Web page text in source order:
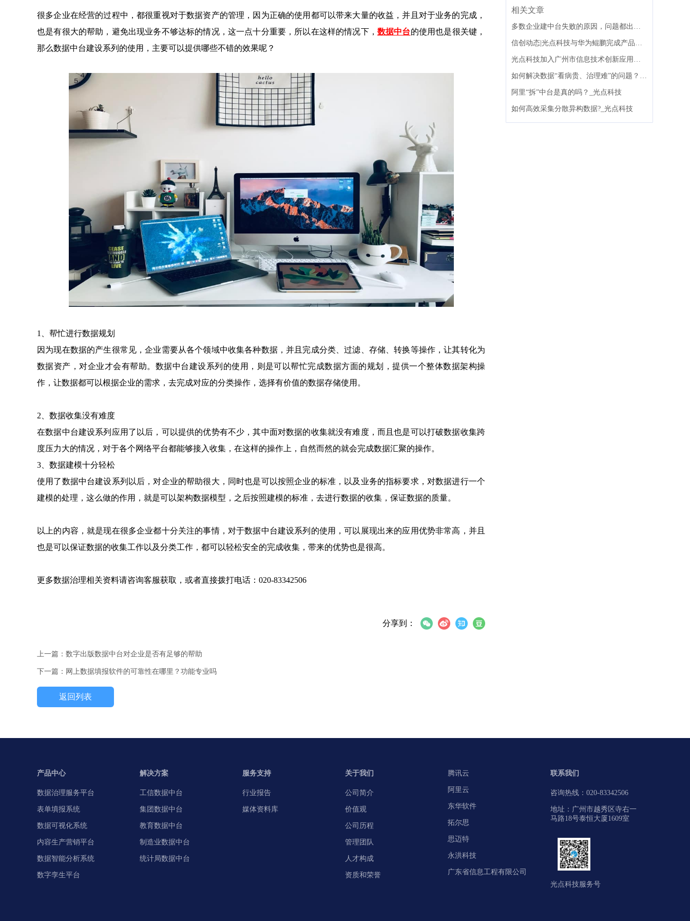
很多企业在经营的过程中，都很重视对于数据资产的管理，因为正确的使用都可以带来大量的收益，并且对于业务的完成，
也是有很大的帮助，避免出现业务不够达标的情况，这一点十分重要，所以在这样的情况下， 数据中台的使用也是很关键，
那么数据中台建设系列的使用，主要可以提供哪些不错的效果呢？
1、帮忙进行数据规划
因为现在数据的产生很常见，企业需要从各个领域中收集各种数据，并且完成分类、过滤、存储、转换等操作，让其转化为
数据资产，对企业才会有帮助。数据中台建设系列的使用，则是可以帮忙完成数据方面的规划，提供一个整体数据架构操
作，让数据都可以根据企业的需求，去完成对应的分类操作，选择有价值的数据存储使用。
2、数据收集没有难度
在数据中台建设系列应用了以后，可以提供的优势有不少，其中面对数据的收集就没有难度，而且也是可以打破数据收集跨
度压力大的情况，对于各个网络平台都能够接入收集，在这样的操作上，自然而然的就会完成数据汇聚的操作。
3、数据建模十分轻松
使用了数据中台建设系列以后，对企业的帮助很大，同时也是可以按照企业的标准，以及业务的指标要求，对数据进行一个
建模的处理，这么做的作用，就是可以架构数据模型，之后按照建模的标准，去进行数据的收集，保证数据的质量。
以上的内容，就是现在很多企业都十分关注的事情，对于数据中台建设系列的使用，可以展现出来的应用优势非常高，并且
也是可以保证数据的收集工作以及分类工作，都可以轻松安全的完成收集，带来的优势也是很高。
更多数据治理相关资料请咨询客服获取，或者直接拨打电话：020-83342506
分享到：
相关文章
多数企业建中台失败的原因，问题都出在组织架构上
信创动态|光点科技与华为鲲鹏完成产品兼容性互认证
光点科技加入广州市信息技术创新应用联盟
如何解决数据“看病贵、治理难”的问题？_光点科技
阿里“拆”中台是真的吗？_光点科技
如何高效采集分散异构数据?_光点科技
上一篇：数字出版数据中台对企业是否有足够的帮助
下一篇：网上数据填报软件的可靠性在哪里？功能专业吗
返回列表
产品中心
数据治理服务平台
表单填报系统
数据可视化系统
内容生产营销平台
数据智能分析系统
数字孪生平台
解决方案
工信数据中台
集团数据中台
教育数据中台
制造业数据中台
统计局数据中台
服务支持
行业报告
媒体资料库
关于我们
公司简介
价值观
公司历程
管理团队
人才构成
资质和荣誉
腾讯云
阿里云
东华软件
拓尔思
思迈特
永洪科技
广东省信息工程有限公司
联系我们
咨询热线：020-83342506
地址：广州市越秀区寺右一
马路18号泰恒大厦1609室
光点科技服务号